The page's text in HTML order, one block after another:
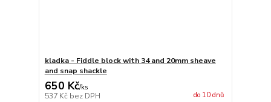
kladka - Fiddle block with 34 and 20mm sheave
and snap shackle
650 Kč/ks
537 Kč bez DPH do 10 dnů